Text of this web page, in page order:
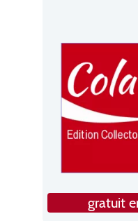
gratuit